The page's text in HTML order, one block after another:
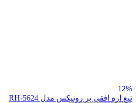
12%
تیغ اره افقی بر رونیکس مدل RH-5624